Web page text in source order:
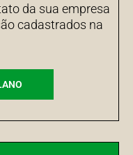
da sua empresa
cadastrados na